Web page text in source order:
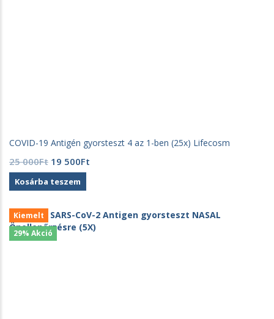
COVID-19 Antigén gyorsteszt 4 az 1-ben (25x) Lifecosm
25 000Ft Original
price
was:
000Ft.
19 500Ft
500Ft.
Kosárba teszem
Kiemelt
29% Akció